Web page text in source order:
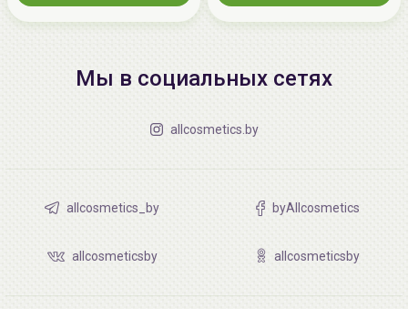
Мы в социальных сетях
allcosmetics.by
allcosmetics_by byAllcosmetics
allcosmeticsby allcosmeticsby